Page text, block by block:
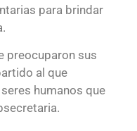
para brindar
preocuparon sus
al que
humanos que